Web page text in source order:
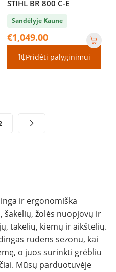
STIHL BR 800 C-E
Sandėlyje Kaune
€1,049.00
Pridėti palyginimui
ir ergonomiška
šakelių, žolės nuopjovų ir
takelių, kiemų ir aikštelių.
rudens sezonu, kai
o juos surinkti grėbliu
Mūsų parduotuvėje